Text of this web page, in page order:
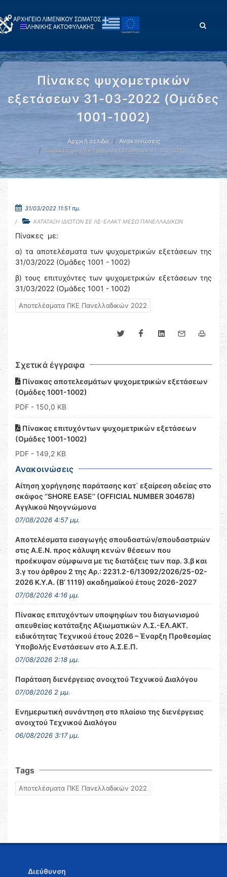
Πίνακες ψυχομετρικών
εξετάσεων 31-03-2022 (Ομάδες
1001-1002)
Αρχική σελίδα
Ανακοινώσεις
Πίνακες ψυχομετρικών εξετάσεων 31-03-2022 …
31/03/2022 11:51 πμ.
ΚΑΤΑΤΑΞΗ ΙΔΙΩΤΩΝ ΣΕ ΛΣ-ΕΛΑΚΤ ΜΕΣΩ ΠΑΝΕΛΛΑΔΙΚΩΝ
Πίνακες με:
α) τα αποτελέσματα των ψυχομετρικών εξετάσεων της
31/03/2022 (Ομάδες 1001 - 1002)
β) τους επιτυχόντες των ψυχομετρικών εξετάσεων της
31/03/2022 (Ομάδες 1001 - 1002)
Αποτελέσματα ΠΚΕ Πανελλαδικών 2022
Σχετικά έγγραφα
Πίνακας αποτελεσμάτων ψυχομετρικών εξετάσεων
(Ομάδες 1001-1002)
PDF - 150,0 KB
Πίνακας επιτυχόντων ψυχομετρικών εξετάσεων
(Ομάδες 1001-1002)
PDF - 149,2 KB
Ανακοινώσεις
Αίτηση χορήγησης παράτασης κατ΄ εξαίρεση αδείας στο
σκάφος ‘’SHORE EASE’’ (OFFICIAL NUMBER 304678)
Αγγλικού Νηογνώμονα
07/08/2026 4:57 μμ.
Αποτελέσματα εισαγωγής σπουδαστών/σπουδαστριών
στις Α.Ε.Ν. προς κάλυψη κενών θέσεων που
προέκυψαν σύμφωνα με τις διατάξεις των παρ. 3.β και
3.γ του άρθρου 2 της Αρ.: 2231.2-6/13092/2026/25-02-
2026 Κ.Υ.Α. (Β’ 1119) ακαδημαϊκού έτους 2026-2027
07/08/2026 4:16 μμ.
Πίνακας επιτυχόντων υποψηφίων του διαγωνισμού
απευθείας κατάταξης Αξιωματικών Λ.Σ.-ΕΛ.ΑΚΤ.
ειδικότητας Τεχνικού έτους 2026 – Έναρξη Προθεσμίας
Υποβολής Ενστάσεων στο Α.Σ.Ε.Π.
07/08/2026 2:18 μμ.
Παράταση διενέργειας ανοιχτού Τεχνικού Διαλόγου
07/08/2026 2 μμ.
Ενημερωτική συνάντηση στο πλαίσιο της διενέργειας
ανοιχτού Τεχνικού Διαλόγου
06/08/2026 3:17 μμ.
Tags
Αποτελέσματα ΠΚΕ Πανελλαδικών 2022
Διεύθυνση